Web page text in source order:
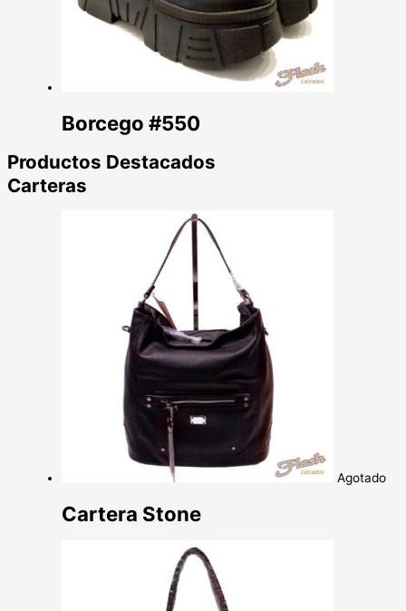
Borcego #550
Productos Destacados
Carteras
Agotado
Cartera Stone